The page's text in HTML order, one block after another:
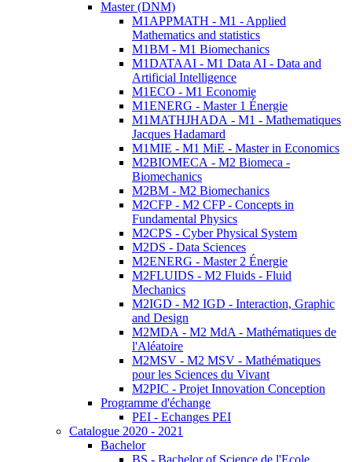
Master (DNM)
M1APPMATH - M1 - Applied
Mathematics and statistics
M1BM - M1 Biomechanics
M1DATAAI - M1 Data AI - Data and
Artificial Intelligence
M1ECO - M1 Economie
M1ENERG - Master 1 Énergie
M1MATHJHADA - M1 - Mathematiques
Jacques Hadamard
M1MIE - M1 MiE - Master in Economics
M2BIOMECA - M2 Biomeca -
Biomechanics
M2BM - M2 Biomechanics
M2CFP - M2 CFP - Concepts in
Fundamental Physics
M2CPS - Cyber Physical System
M2DS - Data Sciences
M2ENERG - Master 2 Énergie
M2FLUIDS - M2 Fluids - Fluid
Mechanics
M2IGD - M2 IGD - Interaction, Graphic
and Design
M2MDA - M2 MdA - Mathématiques de
l'Aléatoire
M2MSV - M2 MSV - Mathématiques
pour les Sciences du Vivant
M2PIC - Projet Innovation Conception
Programme d'échange
PEI - Echanges PEI
Catalogue 2020 - 2021
Bachelor
BS - Bachelor of Science de l'Ecole